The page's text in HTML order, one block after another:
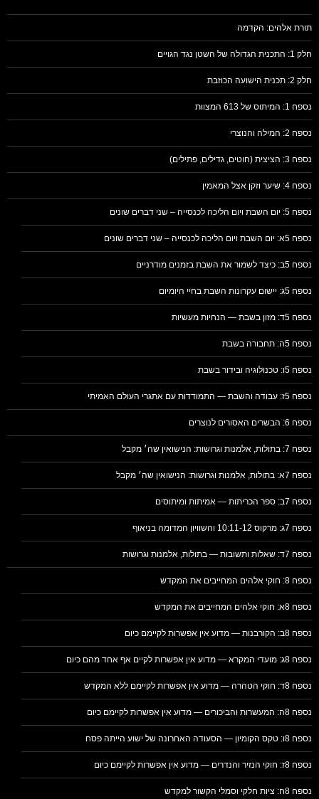
תורת אלהים: הקדמה
חלק 1: התכנית הגדולה של השטן נגד הגויים
חלק 2: תכנית הישועה הכוזבת
נספח 1: המיתוס של 613 המצוות
נספח 2: המילה והנוצרי
נספח 3: הציצית (חוטים, גדילים, פתילים)
נספח 4: שיער וזקן אצל המאמין
נספח 5: יום השבת ויום הליכה לכנסייה – שני דברים שונים
נספח 5א: יום השבת ויום הליכה לכנסייה – שני דברים שונים
נספח 5ב: כיצד לשמור את השבת בזמנים מודרניים
נספח 5ג: יישום עקרונות השבת בחיי היומיום
נספח 5ד: מזון בשבת — הנחיות מעשיות
נספח 5ה: תחבורה בשבת
נספח 5ו: טכנולוגיה ובידור בשבת
נספח 5ז: עבודה והשבת — התמודדות עם אתגרי העולם האמיתי
נספח 6: הבשרים האסורים לנוצרים
נספח 7: בתולות, אלמנות וגרושות: הנישואין שה׳ מקבל
נספח 7א: בתולות, אלמנות וגרושות: הנישואין שה׳ מקבל
נספח 7ב: ספר הכריתות — אמיתות ומיתוסים
נספח 7ג: מרקוס 10:11-12 והשוויון המדומה בניאוף
נספח 7ד: שאלות ותשובות — בתולות, אלמנות וגרושות
נספח 8: חוקי אלהים המחייבים את המקדש
נספח 8א: חוקי אלהים המחייבים את המקדש
נספח 8ב: הקורבנות — מדוע אין אפשרות לקיימם כיום
נספח 8ג: מועדי המקרא — מדוע אין אפשרות לקיים אף אחד מהם כיום
נספח 8ד: חוקי הטהרה — מדוע אין אפשרות לקיימם ללא המקדש
נספח 8ה: המעשרות והביכורים — מדוע אין אפשרות לקיימם כיום
נספח 8ו: טקס הקומיון — הסעודה האחרונה של ישוע הייתה פסח
נספח 8ז: חוקי הנזיר והנדרים — מדוע אין אפשרות לקיימם כיום
נספח 8ח: ציות חלקי וסמלי הקשור למקדש